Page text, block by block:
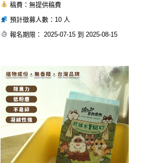
稿費：無提供稿費
預計徵募人數：10 人
報名期限： 2025-07-15 到 2025-08-15